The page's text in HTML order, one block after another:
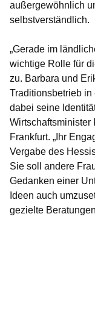
außergewöhnlich
selbstverständlich.
„Gerade im
wichtige Rolle für
zu. Barbara und
Traditionsbetrieb
dabei seine
Wirtschaftsminister
Frankfurt. „Ihr
Vergabe des
Sie soll andere
Gedanken einer
Ideen auch
gezielte